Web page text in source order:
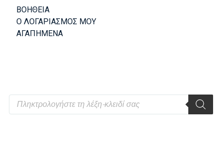
ΒΟΗΘΕΙΑ
Ο ΛΟΓΑΡΙΑΣΜΟΣ ΜΟΥ
ΑΓΑΠΗΜΕΝΑ